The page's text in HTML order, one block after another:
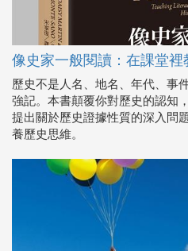
像史家一般閱讀：在課堂裡
歷史不是人名、地名、年代、事
強記。本書顛覆你對歷史的認知
提出關於歷史證據性質的深入問
養歷史思維。